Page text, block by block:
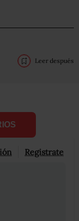
Leer después
Registrate